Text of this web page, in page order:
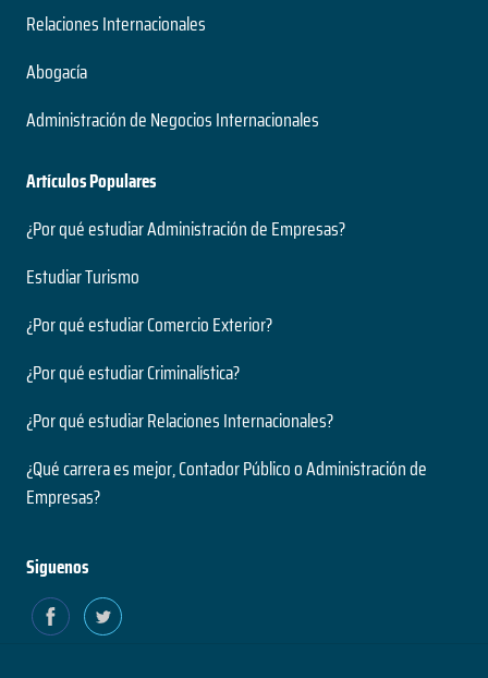
Relaciones Internacionales
Abogacía
Administración de Negocios Internacionales
Artículos Populares
¿Por qué estudiar Administración de Empresas?
Estudiar Turismo
¿Por qué estudiar Comercio Exterior?
¿Por qué estudiar Criminalística?
¿Por qué estudiar Relaciones Internacionales?
¿Qué carrera es mejor, Contador Público o Administración de
Empresas?
Siguenos